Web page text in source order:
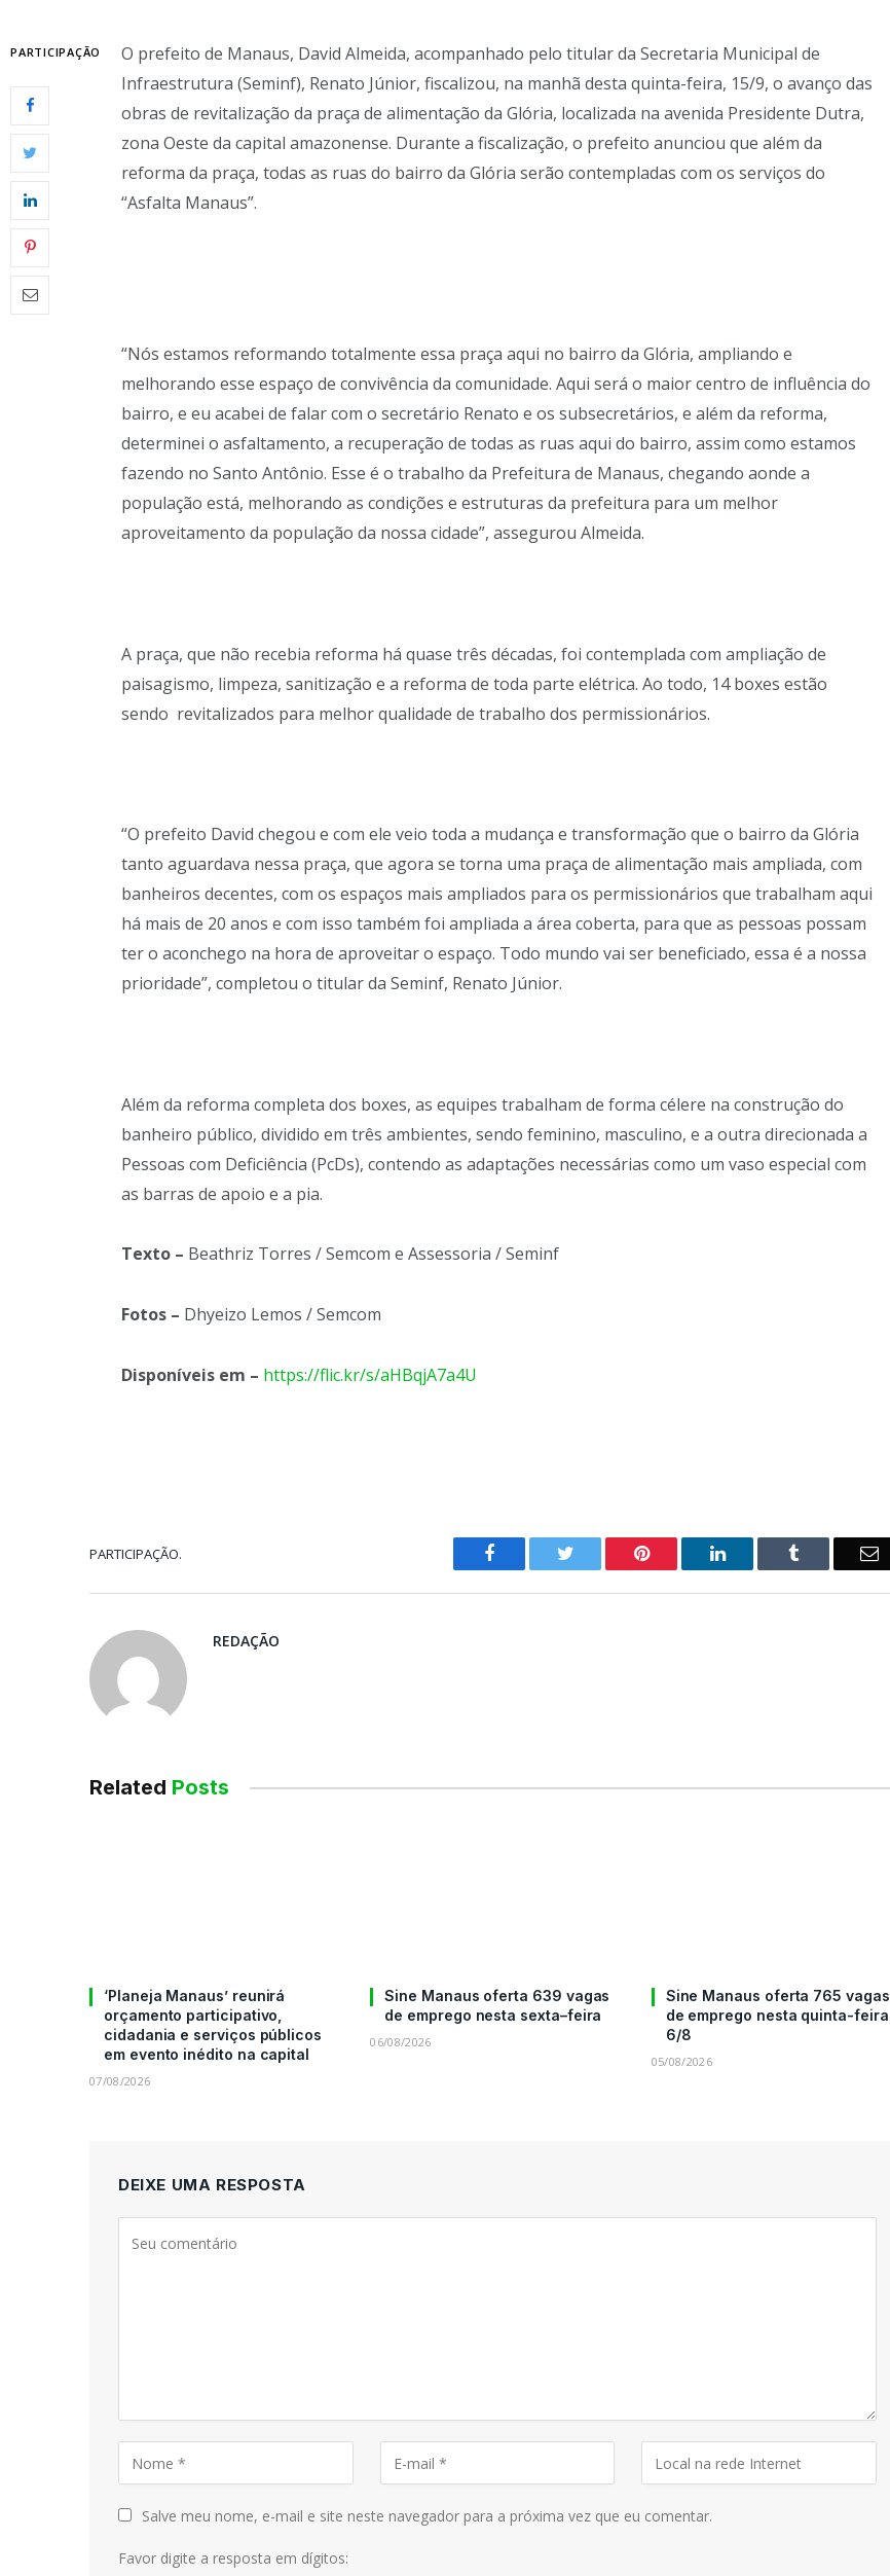
PARTICIPAÇÃO
O prefeito de Manaus, David Almeida, acompanhado pelo titular da Secretaria Municipal de
Infraestrutura (Seminf), Renato Júnior, fiscalizou, na manhã desta quinta-feira, 15/9, o avanço das
obras de revitalização da praça de alimentação da Glória, localizada na avenida Presidente Dutra,
zona Oeste da capital amazonense. Durante a fiscalização, o prefeito anunciou que além da
reforma da praça, todas as ruas do bairro da Glória serão contempladas com os serviços do
“Asfalta Manaus”.
“Nós estamos reformando totalmente essa praça aqui no bairro da Glória, ampliando e
melhorando esse espaço de convivência da comunidade. Aqui será o maior centro de influência do
bairro, e eu acabei de falar com o secretário Renato e os subsecretários, e além da reforma,
determinei o asfaltamento, a recuperação de todas as ruas aqui do bairro, assim como estamos
fazendo no Santo Antônio. Esse é o trabalho da Prefeitura de Manaus, chegando aonde a
população está, melhorando as condições e estruturas da prefeitura para um melhor
aproveitamento da população da nossa cidade”, assegurou Almeida.
A praça, que não recebia reforma há quase três décadas, foi contemplada com ampliação de
paisagismo, limpeza, sanitização e a reforma de toda parte elétrica. Ao todo, 14 boxes estão
sendo revitalizados para melhor qualidade de trabalho dos permissionários.
“O prefeito David chegou e com ele veio toda a mudança e transformação que o bairro da Glória
tanto aguardava nessa praça, que agora se torna uma praça de alimentação mais ampliada, com
banheiros decentes, com os espaços mais ampliados para os permissionários que trabalham aqui
há mais de 20 anos e com isso também foi ampliada a área coberta, para que as pessoas possam
ter o aconchego na hora de aproveitar o espaço. Todo mundo vai ser beneficiado, essa é a nossa
prioridade”, completou o titular da Seminf, Renato Júnior.
Além da reforma completa dos boxes, as equipes trabalham de forma célere na construção do
banheiro público, dividido em três ambientes, sendo feminino, masculino, e a outra direcionada a
Pessoas com Deficiência (PcDs), contendo as adaptações necessárias como um vaso especial com
as barras de apoio e a pia.
Texto – Beathriz Torres / Semcom e Assessoria / Seminf
Fotos – Dhyeizo Lemos / Semcom
Disponíveis em – https://flic.kr/s/aHBqjA7a4U
PARTICIPAÇÃO.
o
Twitter Pinterest LinkedIn Tumblr
E-
REDAÇÃO
Related Posts
‘Planeja Manaus’ reunirá
orçamento participativo,
cidadania e serviços públicos
em evento inédito na capital
07/08/2026
Sine Manaus oferta 639 vagas
de emprego nesta sexta–feira
06/08/2026
Sine Manaus oferta 765 vagas
de emprego nesta quinta-feira,
6/8
05/08/2026
DEIXE UMA RESPOSTA
Salve meu nome, e-mail e site neste navegador para a próxima vez que eu comentar.
Favor digite a resposta em dígitos: